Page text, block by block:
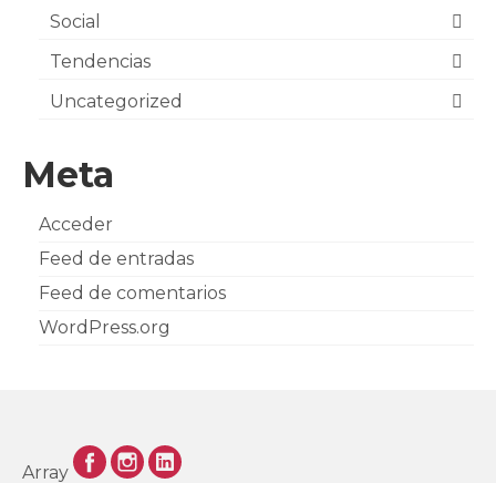
Social
Tendencias
Uncategorized
Meta
Acceder
Feed de entradas
Feed de comentarios
WordPress.org
Array